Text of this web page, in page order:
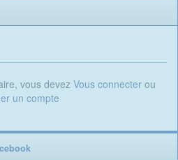
vous devez Vous connecterou
un compte